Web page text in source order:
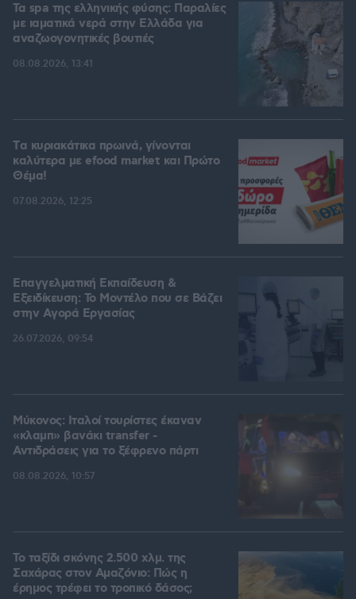
Τα spa της ελληνικής φύσης: Παραλίες
με ιαματικά νερά στην Ελλάδα για
αναζωογονητικές βουτιές
08.08.2026, 13:41
Tα κυριακάτικα πρωινά, γίνονται
καλύτερα με efood market και Πρώτο
Θέμα!
07.08.2026, 12:25
Επαγγελματική Εκπαίδευση &
Εξειδίκευση: Το Mοντέλο που σε Bάζει
στην Aγορά Eργασίας
26.07.2026, 09:54
Μύκονος: Ιταλοί τουρίστες έκαναν
«κλαμπ» βανάκι transfer -
Αντιδράσεις για το ξέφρενο πάρτι
08.08.2026, 10:57
Το ταξίδι σκόνης 2.500 χλμ. της
Σαχάρας στον Αμαζόνιο: Πώς η
έρημος τρέφει το τροπικό δάσος;